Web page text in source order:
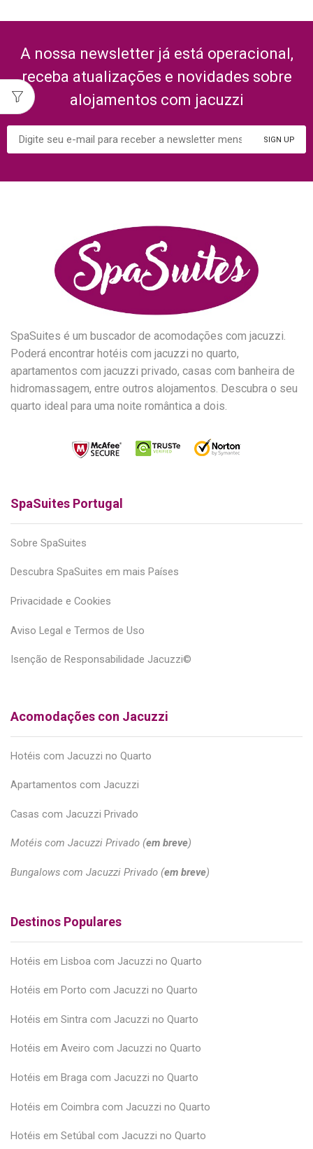
A nossa newsletter já está operacional,
receba atualizações e novidades sobre
alojamentos com jacuzzi
SpaSuites é um buscador de acomodações com jacuzzi.
Poderá encontrar hotéis com jacuzzi no quarto,
apartamentos com jacuzzi privado, casas com banheira de
hidromassagem, entre outros alojamentos. Descubra o seu
quarto ideal para uma noite romântica a dois.
SpaSuites Portugal
Sobre SpaSuites
Descubra SpaSuites em mais Países
Privacidade e Cookies
Aviso Legal e Termos de Uso
Isenção de Responsabilidade Jacuzzi©
Acomodações con Jacuzzi
Hotéis com Jacuzzi no Quarto
Apartamentos com Jacuzzi
Casas com Jacuzzi Privado
Motéis com Jacuzzi Privado (em breve)
Bungalows com Jacuzzi Privado (em breve)
Destinos Populares
Hotéis em Lisboa com Jacuzzi no Quarto
Hotéis em Porto com Jacuzzi no Quarto
Hotéis em Sintra com Jacuzzi no Quarto
Hotéis em Aveiro com Jacuzzi no Quarto
Hotéis em Braga com Jacuzzi no Quarto
Hotéis em Coimbra com Jacuzzi no Quarto
Hotéis em Setúbal com Jacuzzi no Quarto